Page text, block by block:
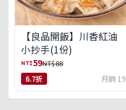
【良品開飯】川香紅油
小抄手(1份)
NT$59NT$ 88
6.7折 月銷 19